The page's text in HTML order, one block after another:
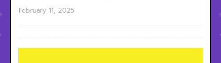
February 11, 2025